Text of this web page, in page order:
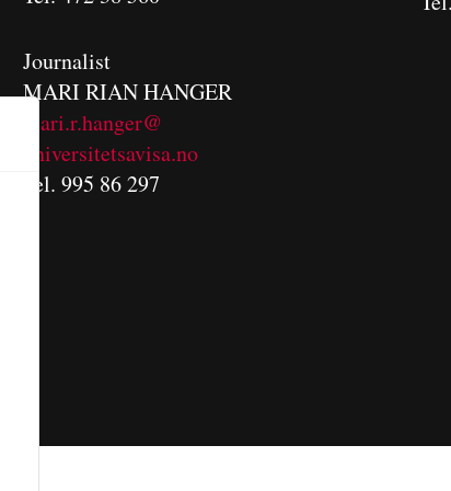
Journalist
MARI RIAN HANGER
mari.r.hanger@
universitetsavisa.no
Tel. 995 86 297